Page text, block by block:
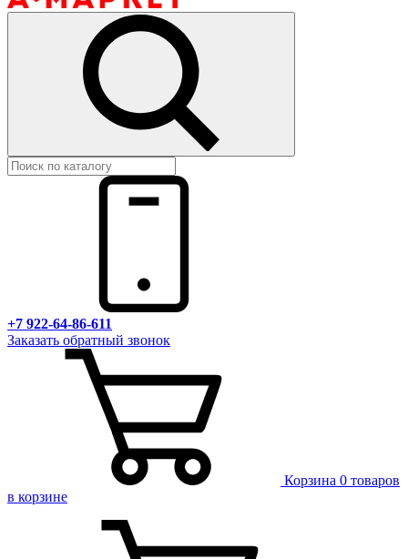
+7 922-64-86-611
Заказать обратный звонок
Корзина 0 товаров
в корзине